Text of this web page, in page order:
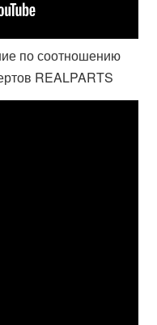
по соотношению
REALPARTS